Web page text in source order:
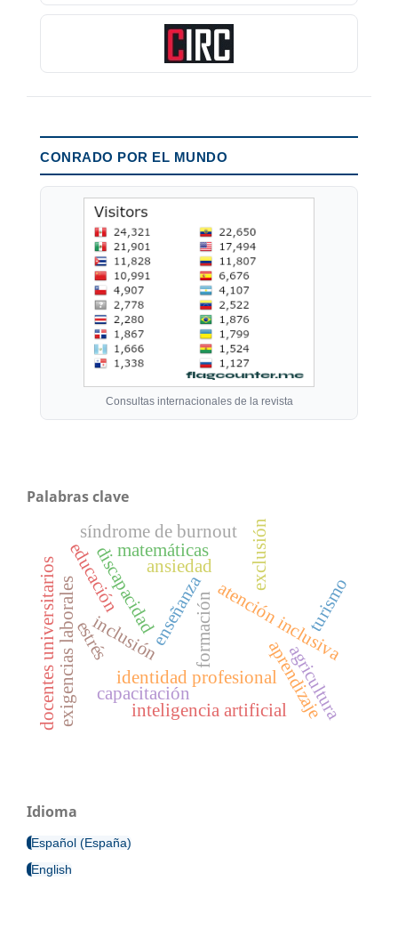
CONRADO POR EL MUNDO
Consultas internacionales de la revista
Palabras clave
formaciónatención inclusiva
identidad profesional
enseñanza
aprendizaje
inclusión
exclusión
discapacidad
capacitación
inteligencia artificial
estrés
ansiedad
exigencias laborales
docentes universitarios
síndrome de burnout
agricultura
turismo
educaciónmatemáticas
Idioma
Español (España)
English